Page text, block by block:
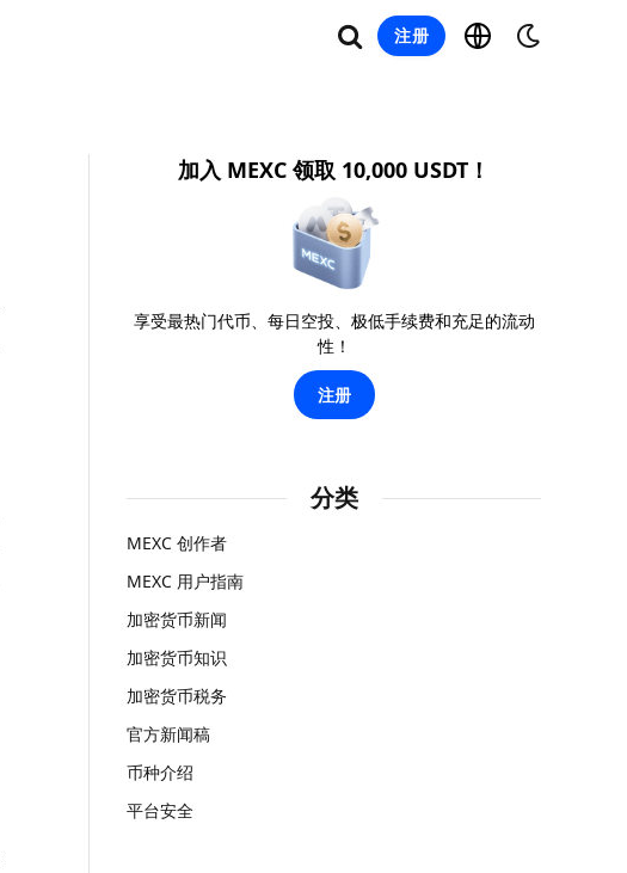
注册
加入 MEXC 领取 10,000 USDT！
享受最热门代币、每日空投、极低手续费和充足的流动
性！
注册
分类
MEXC 创作者
MEXC 用户指南
加密货币新闻
加密货币知识
加密货币税务
官方新闻稿
币种介绍
平台安全